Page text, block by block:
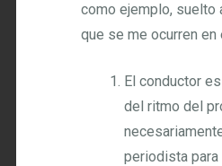
como ejemplo, suelto
que se me ocurren en
El conductor
del ritmo del
periodista para